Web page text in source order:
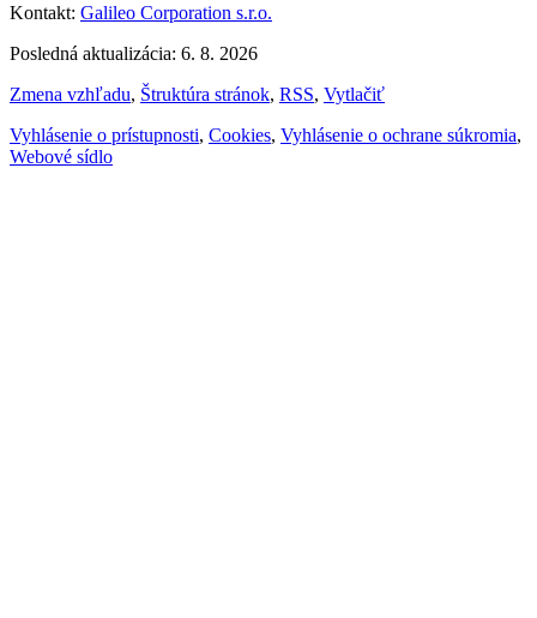
Kontakt: Galileo Corporation s.r.o.
Posledná aktualizácia: 6. 8. 2026
Zmena vzhľadu, Štruktúra stránok, RSS, Vytlačiť
Vyhlásenie o prístupnosti, Cookies, Vyhlásenie o ochrane súkromia,
Webové sídlo